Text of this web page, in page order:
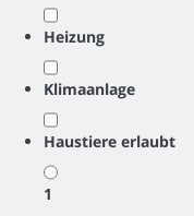
Heizung
Klimaanlage
Haustiere erlaubt
1